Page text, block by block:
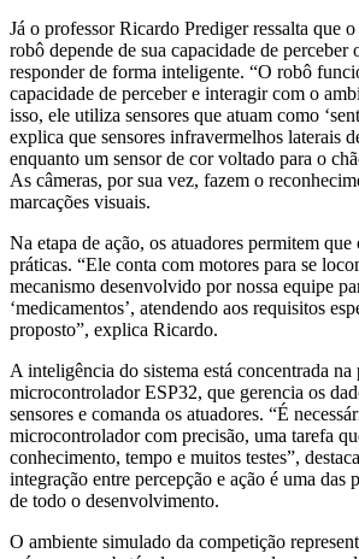
Já o professor Ricardo Prediger ressalta que
robô depende de sua capacidade de perceber
responder de forma inteligente. “O robô
capacidade de perceber e interagir com o
isso, ele utiliza sensores que atuam como
explica que sensores infravermelhos laterais
enquanto um sensor de cor voltado para o
As câmeras, por sua vez, fazem o
marcações visuais.
Na etapa de ação, os atuadores permitem
práticas. “Ele conta com motores para se
mecanismo desenvolvido por nossa equipe
‘medicamentos’, atendendo aos requisitos
proposto”, explica Ricardo.
A inteligência do sistema está concentrada na
microcontrolador ESP32, que gerencia os
sensores e comanda os atuadores. “É
microcontrolador com precisão, uma tarefa
conhecimento, tempo e muitos testes”,
integração entre percepção e ação é uma das
de todo o desenvolvimento.
O ambiente simulado da competição